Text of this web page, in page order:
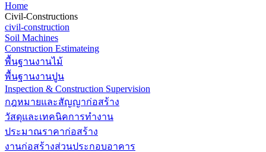
Home
Civil-Constructions
civil-construction
Soil Machines
Construction Estimateing
พื้นฐานงานไม้
พื้นฐานงานปูน
Inspection & Construction Supervision
กฎหมายและสัญญาก่อสร้าง
วัสดุและเทคนิคการทำงาน
ประมาณราคาก่อสร้าง
งานก่อสร้างส่วนประกอบอาคาร